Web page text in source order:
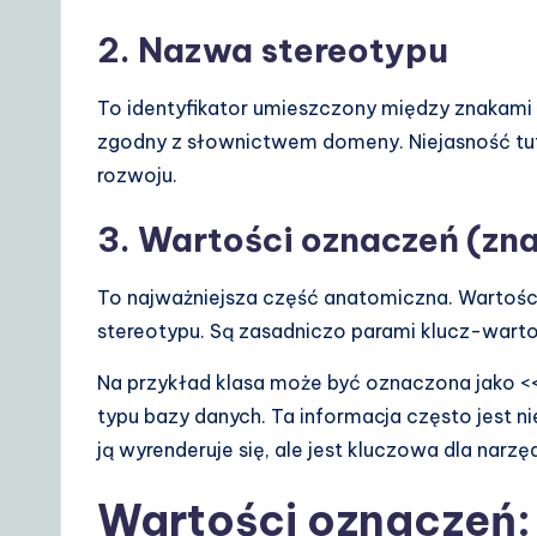
2. Nazwa stereotypu
To identyfikator umieszczony między
zgodny z słownictwem domeny. Niejasność
rozwoju.
3. Wartości oznaczeń
To najważniejsza część anatomiczna.
stereotypu. Są zasadniczo parami klucz-
Na przykład klasa może być oznaczona jako
typu bazy danych. Ta informacja często jest
ją wyrenderuje się, ale jest kluczowa dla
Wartości